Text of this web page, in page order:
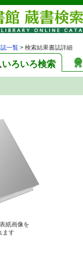
一覧 > 検索結果書誌詳細
いろいろ検索
紙画像を
ます